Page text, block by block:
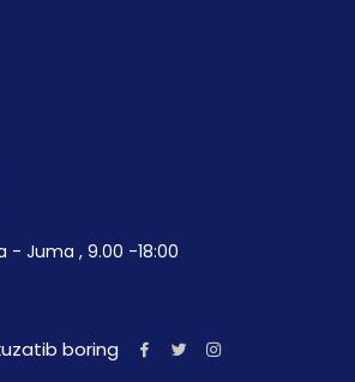
- Juma , 9.00 -18:00
boring